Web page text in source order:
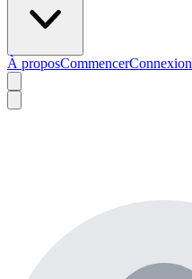
À proposCommencerConnexion